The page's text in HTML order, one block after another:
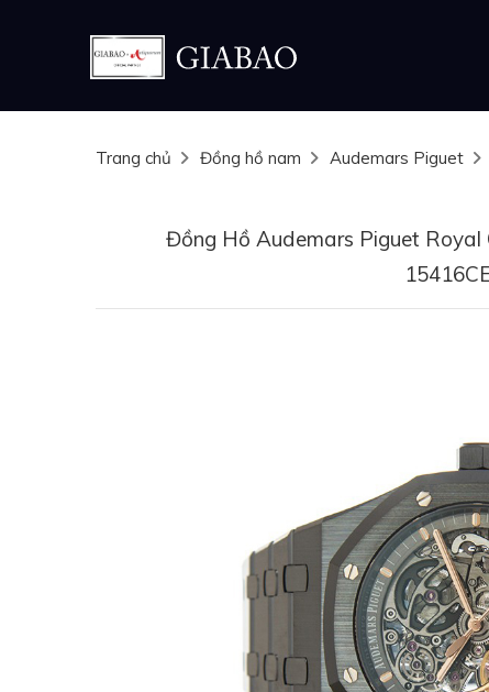
Trang chủ Đồng hồ nam Audemars Piguet
Đồng Hồ Audemars Piguet Royal